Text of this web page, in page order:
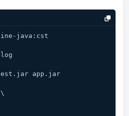
java:cst
app.jar